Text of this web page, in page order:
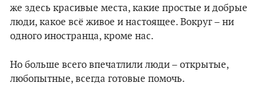
же здесь красивые места, какие простые и добрые
люди, какое всё живое и настоящее. Вокруг – ни
одного иностранца, кроме нас.
Но больше всего впечатлили люди – открытые,
любопытные, всегда готовые помочь.